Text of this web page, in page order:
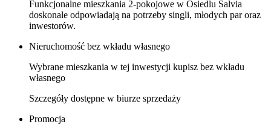
Funkcjonalne mieszkania 2‑pokojowe w Osiedlu Salvia
doskonale odpowiadają na potrzeby singli, młodych par oraz
inwestorów.
Nieruchomość bez wkładu własnego
Wybrane mieszkania w tej inwestycji kupisz bez wkładu
własnego
Szczegóły dostępne w biurze sprzedaży
Promocja